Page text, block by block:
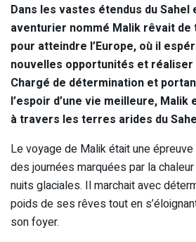
Dans les vastes étendus du Sahel
aventurier nommé Malik rêvait
pour atteindre l’Europe, où il
nouvelles opportunités et
Chargé de détermination et
l’espoir d’une vie meilleure,
à travers les terres arides du
Le voyage de Malik était une
des journées marquées par la
nuits glaciales. Il marchait avec
poids de ses rêves tout en
son foyer.